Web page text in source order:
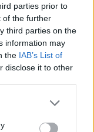
parties prior to
of the further
third parties on the
information may
the IAB’s List of
disclose it to other
or more Google
You may click to
παπά Χρήστου,